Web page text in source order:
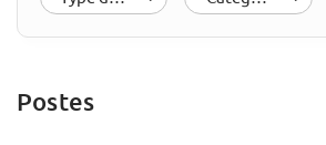
Postes